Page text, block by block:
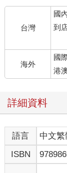
台灣
國
到
海外
國
港
詳細資料
語言 中文繁
ISBN